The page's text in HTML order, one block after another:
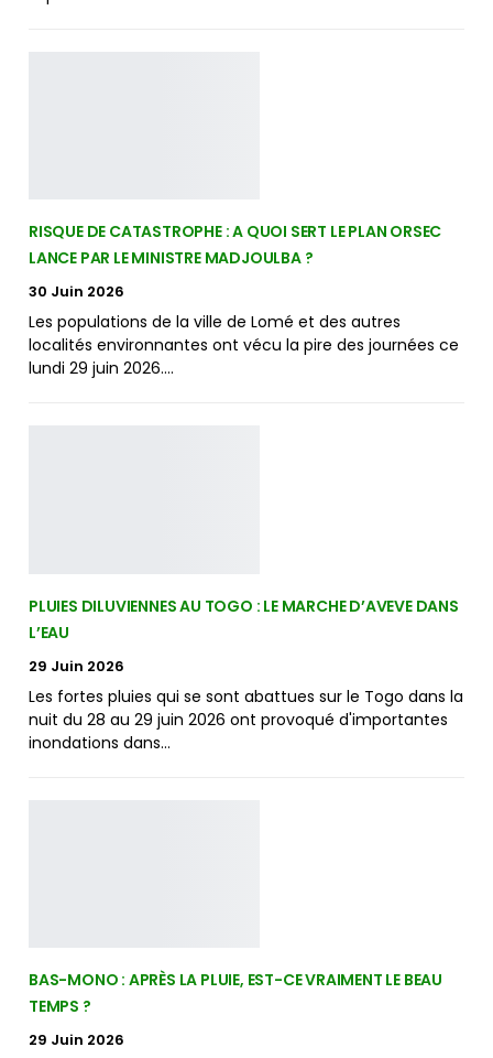
RISQUE DE CATASTROPHE : A QUOI SERT LE PLAN ORSEC
LANCE PAR LE MINISTRE MADJOULBA ?
30 Juin 2026
Les populations de la ville de Lomé et des autres
localités environnantes ont vécu la pire des journées ce
lundi 29 juin 2026.…
PLUIES DILUVIENNES AU TOGO : LE MARCHE D’AVEVE DANS
L’EAU
29 Juin 2026
Les fortes pluies qui se sont abattues sur le Togo dans la
nuit du 28 au 29 juin 2026 ont provoqué d'importantes
inondations dans…
BAS-MONO : APRÈS LA PLUIE, EST-CE VRAIMENT LE BEAU
TEMPS ?
29 Juin 2026